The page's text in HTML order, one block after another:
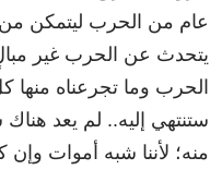
عام من الحرب ليتمكن من
يتحدث عن الحرب غير
الحرب وما تجرعناه منها
ستنتهي إليه.. لم يعد
منه؛ لأننا شبه أموات وإن